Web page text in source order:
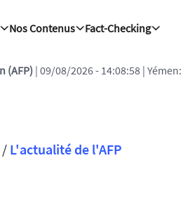
Nos Contenus Fact-Checking
(AFP) | 09/08/2026 - 14:08:58 |
/ L'actualité de l'AFP